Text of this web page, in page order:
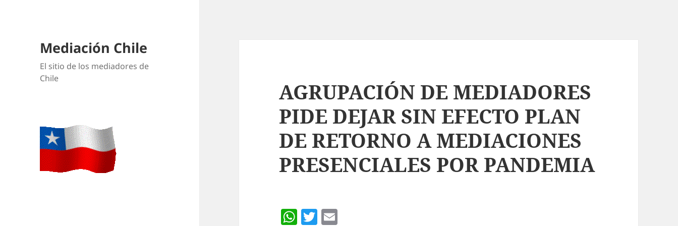
Mediación Chile
El sitio de los mediadores de
Chile
AGRUPACIÓN DE MEDIADORES
PIDE DEJAR SIN EFECTO PLAN
DE RETORNO A MEDIACIONES
PRESENCIALES POR PANDEMIA
W T